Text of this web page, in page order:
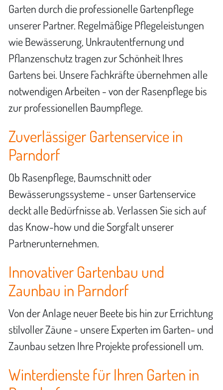
Garten durch die professionelle Gartenpflege
unserer Partner. Regelmäßige Pflegeleistungen
wie Bewässerung, Unkrautentfernung und
Pflanzenschutz tragen zur Schönheit Ihres
Gartens bei. Unsere Fachkräfte übernehmen alle
notwendigen Arbeiten - von der Rasenpflege bis
zur professionellen Baumpflege.
Zuverlässiger Gartenservice in
Parndorf
Ob Rasenpflege, Baumschnitt oder
Bewässerungssysteme - unser Gartenservice
deckt alle Bedürfnisse ab. Verlassen Sie sich auf
das Know-how und die Sorgfalt unserer
Partnerunternehmen.
Innovativer Gartenbau und
Zaunbau in Parndorf
Von der Anlage neuer Beete bis hin zur Errichtung
stilvoller Zäune - unsere Experten im Garten- und
Zaunbau setzen Ihre Projekte professionell um.
Winterdienste für Ihren Garten in